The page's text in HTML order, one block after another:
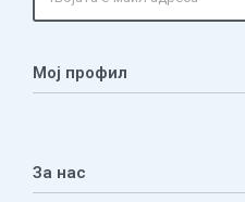
Мој профил
Листа на желби
За нас